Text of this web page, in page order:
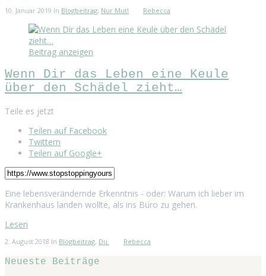
10. Januar 2019 In Blogbeitrag, Nur Mut! Rebecca
Beitrag anzeigen
Wenn Dir das Leben eine Keule
über den Schädel zieht…
Teile es jetzt
Teilen auf Facebook
Twittern
Teilen auf Google+
Eine lebensverändernde Erkenntnis - oder: Warum ich lieber im
Krankenhaus landen wollte, als ins Büro zu gehen.
Lesen
2. August 2018 In Blogbeitrag, Du. Rebecca
Neueste Beiträge